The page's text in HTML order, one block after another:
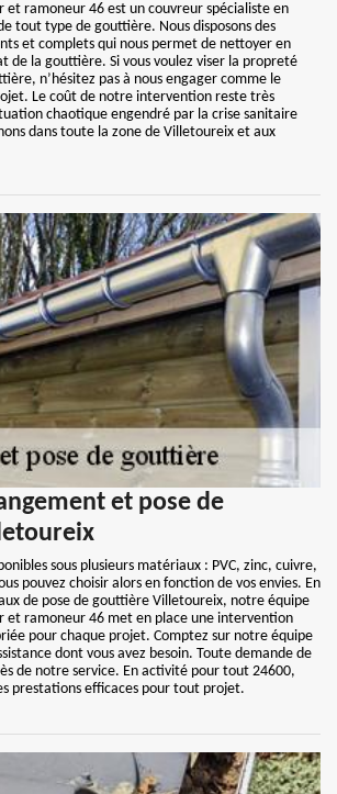
et ramoneur 46 est un couvreur spécialiste en
tout type de gouttière. Nous disposons des
et complets qui nous permet de nettoyer en
de la gouttière. Si vous voulez viser la propreté
n’hésitez pas à nous engager comme le
Le coût de notre intervention reste très
chaotique engendré par la crise sanitaire
dans toute la zone de Villetoureix et aux
et pose de
sous plusieurs matériaux : PVC, zinc, cuivre,
pouvez choisir alors en fonction de vos envies. En
de pose de gouttière Villetoureix, notre équipe
et ramoneur 46 met en place une intervention
pour chaque projet. Comptez sur notre équipe
dont vous avez besoin. Toute demande de
de notre service. En activité pour tout 24600,
prestations efficaces pour tout projet.